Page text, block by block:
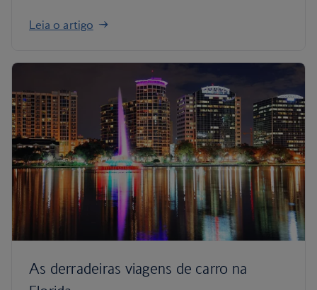
Leia o artigo
As derradeiras viagens de carro na